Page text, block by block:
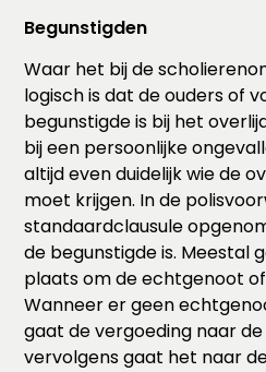
Begunstigden
Waar het bij de
logisch is dat de ouders of
begunstigde is bij het
bij een persoonlijke
altijd even duidelijk wie de
moet krijgen. In de
standaardclausule
de begunstigde is. Meestal
plaats om de echtgenoot
Wanneer er geen
gaat de vergoeding naar de
vervolgens gaat het naar